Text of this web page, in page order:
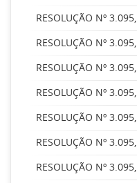
RESOLUÇÃO Nº
RESOLUÇÃO Nº
RESOLUÇÃO Nº
RESOLUÇÃO Nº
RESOLUÇÃO Nº
RESOLUÇÃO Nº
RESOLUÇÃO Nº